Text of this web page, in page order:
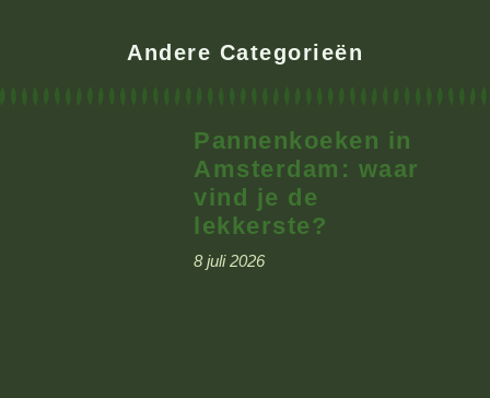
Andere Categorieën
Pannenkoeken in
Amsterdam: waar
vind je de
lekkerste?
8 juli 2026